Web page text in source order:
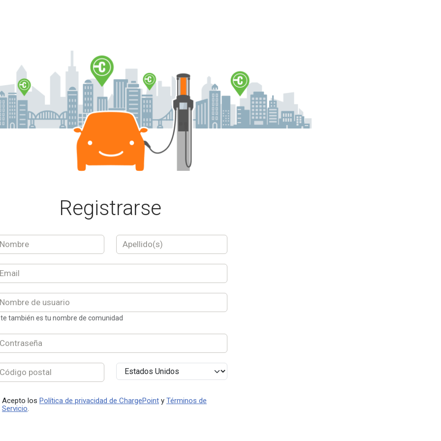
Registrarse
también es tu nombre de comunidad
Acepto los Política de privacidad de ChargePoint y Términos de
Servicio.